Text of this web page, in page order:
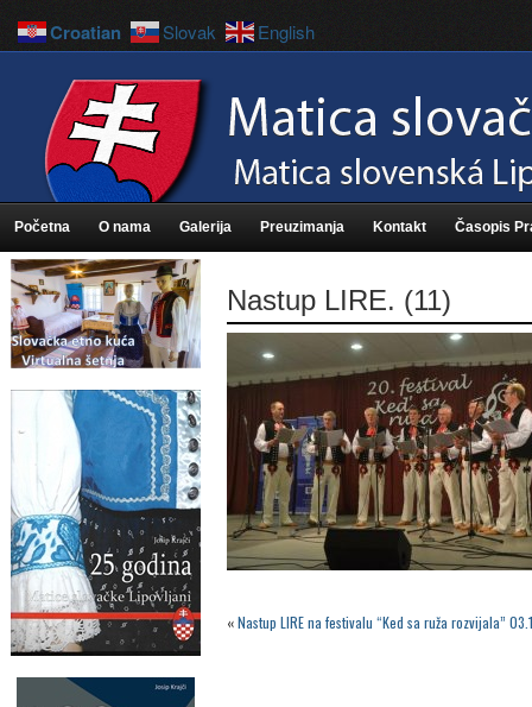
Početna O nama Galerija Preuzimanja Kontakt Časopis
Nastup LIRE. (11)
«Nastup LIRE na festivalu “Ked sa ruža rozvijala”
Croatian Slovak English